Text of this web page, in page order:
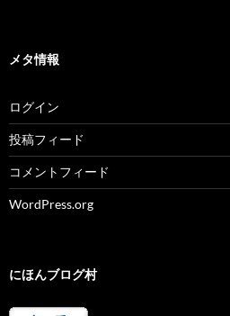
メタ情報
ログイン
投稿フィード
コメントフィード
WordPress.org
にほんブログ村